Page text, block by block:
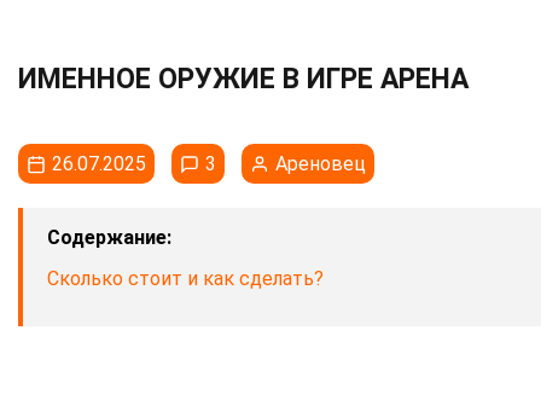
ИМЕННОЕ ОРУЖИЕ В ИГРЕ АРЕНА
26.07.2025 3 Ареновец
Содержание:
Сколько стоит и как сделать?